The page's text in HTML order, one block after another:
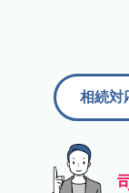
相続対